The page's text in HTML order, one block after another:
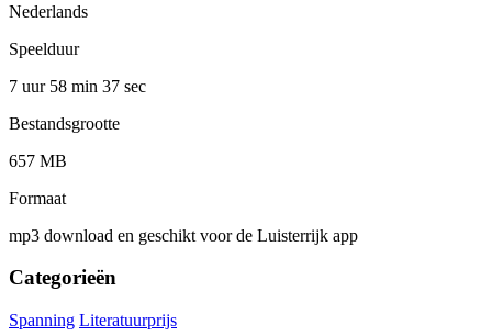
Nederlands
Speelduur
7 uur 58 min 37 sec
Bestandsgrootte
657 MB
Formaat
mp3 download en geschikt voor de Luisterrijk app
Categorieën
Spanning Literatuurprijs